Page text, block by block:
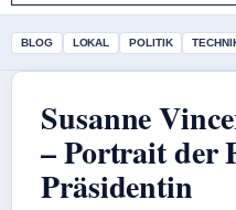
BLOG LOKAL POLITIK
Susanne
– Portrait der
Präsidentin